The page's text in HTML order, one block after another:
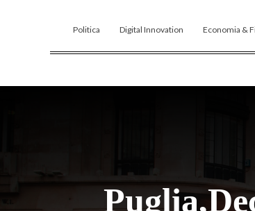
Politica Digital Innovation Economia &